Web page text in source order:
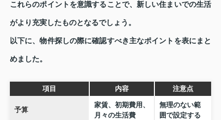
これらのポイントを意識することで、新しい住まいでの生活
がより充実したものとなるでしょう。
以下に、物件探しの際に確認すべき主なポイントを表にまと
めました。
項目 内容 注意点
予算
家賃、初期費用、
月々の生活費
無理のない範
囲で設定する